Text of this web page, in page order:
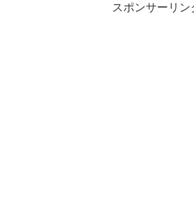
スポンサーリン